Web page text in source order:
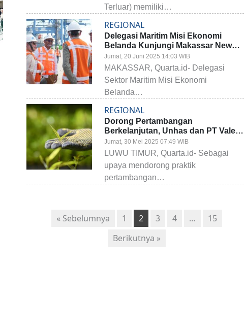
Terluar) memiliki…
REGIONAL
Delegasi Maritim Misi Ekonomi
Belanda Kunjungi Makassar New
Port, Buka Peluang Kolaborasi Blue
Economy
Jumat, 20 Juni 2025 14:03 WIB
MAKASSAR, Quarta.id- Delegasi
Sektor Maritim Misi Ekonomi
Belanda…
REGIONAL
Dorong Pertambangan
Berkelanjutan, Unhas dan PT Vale
Bangun Kampus Vokasi di Luwu
Timur
Jumat, 30 Mei 2025 07:49 WIB
LUWU TIMUR, Quarta.id- Sebagai
upaya mendorong praktik
pertambangan…
« Sebelumnya 1 2 3 4 …
15
Berikutnya »